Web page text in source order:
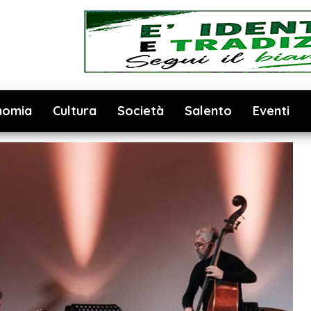
Cultura Società Salento Eventi